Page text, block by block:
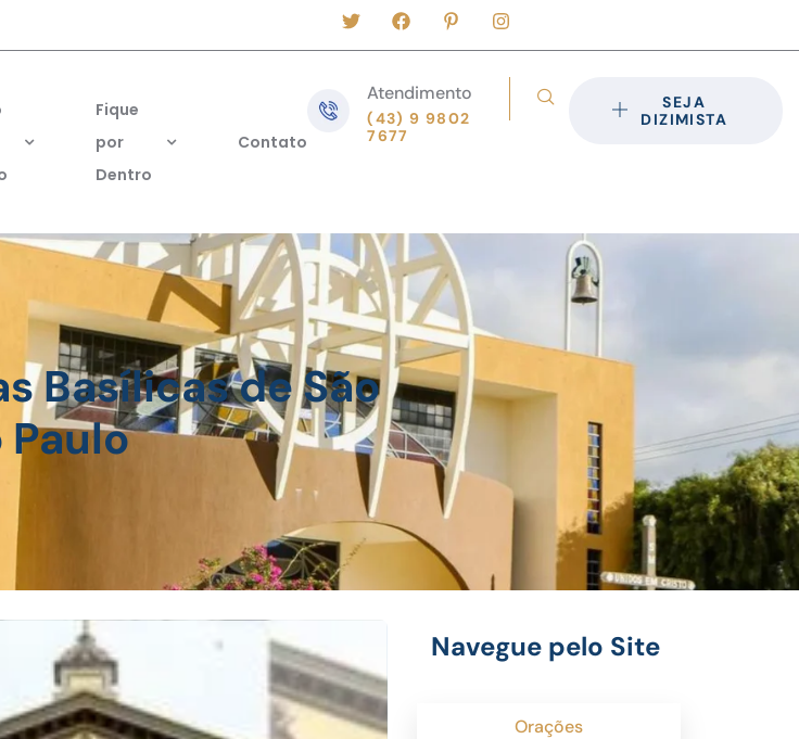
Fique
por
Dentro
Contato
Atendimento
(43) 9 9802
7677
SEJA
DIZIMISTA
Basílicas de São
Paulo
Navegue pelo Site
Orações